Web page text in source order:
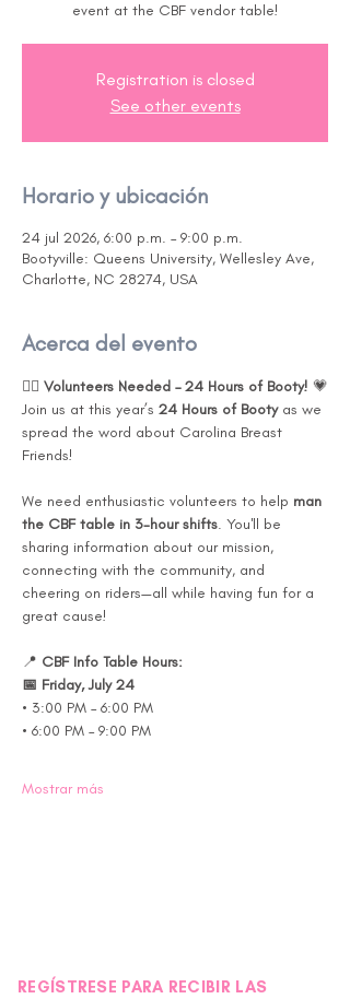
event at the CBF vendor table!
Registration is closed
See other events
Horario y ubicación
24 jul 2026, 6:00 p.m. – 9:00 p.m.
Bootyville: Queens University, Wellesley Ave,
Charlotte, NC 28274, USA
Acerca del evento
🚴‍♀️ Volunteers Needed – 24 Hours of Booty! 💗
Join us at this year’s 24 Hours of Booty as we
spread the word about Carolina Breast
Friends!
We need enthusiastic volunteers to help man
the CBF table in 3-hour shifts. You'll be
sharing information about our mission,
connecting with the community, and
cheering on riders—all while having fun for a
great cause!
📍 CBF Info Table Hours:
📅 Friday, July 24
• 3:00 PM – 6:00 PM
• 6:00 PM – 9:00 PM
Mostrar más
REGÍSTRESE PARA RECIBIR LAS